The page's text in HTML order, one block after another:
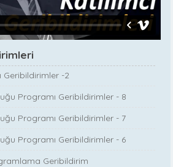
Geribildirimler -2
Programı Geribildirimler - 8
Programı Geribildirimler - 7
Programı Geribildirimler - 6
Geribildirim